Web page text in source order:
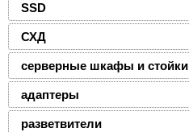
SSD
СХД
серверные шкафы и стойки
адаптеры
разветвители